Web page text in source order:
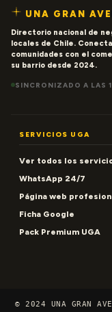
UNA GRAN
Directorio nacional de
locales de Chile.
comunidades con el
su barrio desde 2024.
SINCRONIZADO A LAS
SERVICIOS UGA
Ver todos los
WhatsApp 24/7
Página web
Ficha Google
Pack Premium UGA
© 2024 UNA GRAN